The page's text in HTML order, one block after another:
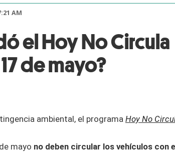
AM
el Hoy No Circula
de mayo?
ambiental, el programa Hoy No
mayo no deben circular los vehículos con